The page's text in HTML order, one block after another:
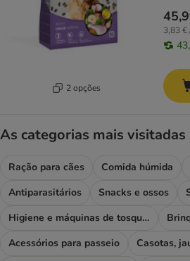
2 opções
3,83 €
As categorias mais visitadas
Ração para cães Comida húmida
Antiparasitários
Snacks e ossos
Higiene e máquinas de tosquiar
Acessórios para passeio